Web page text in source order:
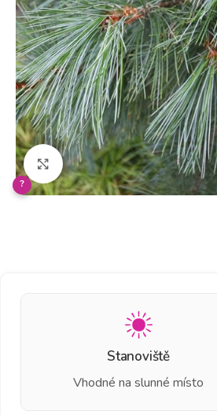
Klikněte pro zvětšení
?
Stanoviště
Vhodné na slunné místo